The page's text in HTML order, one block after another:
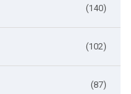
(140)
(102)
(87)